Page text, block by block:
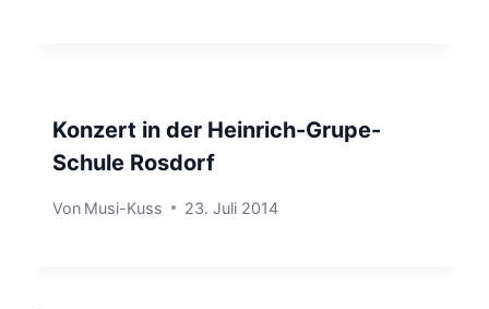
Konzert in der Heinrich-Grupe-
Schule Rosdorf
Von Musi-Kuss 23. Juli 2014